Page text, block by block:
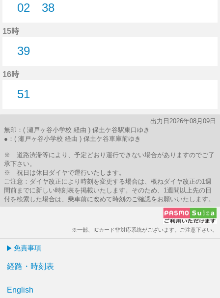
02
38
15時
39
16時
51
出力日2026年08月09日
無印：( 瀬戸ヶ谷小学校 経由 ) 保土ケ谷駅東口ゆき
●：( 瀬戸ヶ谷小学校 経由 ) 保土ケ谷車庫前ゆき
※ 道路渋滞等により、予定どおり運行できない場合がありますのでご了
承下さい。
※ 祝日は休日ダイヤで運行いたします。
ご注意：ダイヤ改正により時刻を変更する場合は、概ねダイヤ改正の1週
間前までに新しい時刻表を掲載いたします。そのため、1週間以上先の日
付を検索した場合は、乗車前に改めて時刻のご確認をお願いいたします。
※一部、ICカード非対応系統がございます。ご注意下さい。
免責事項
経路・時刻表
English